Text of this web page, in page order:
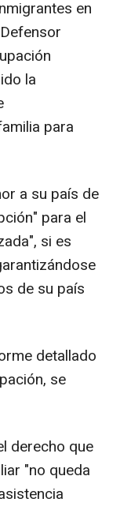
en
la
para
a su país de
para el
si es
de su país
detallado
se
derecho que
"no queda